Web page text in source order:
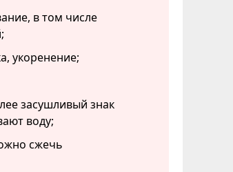
в том числе
укоренение;
засушливый знак
воду;
сжечь